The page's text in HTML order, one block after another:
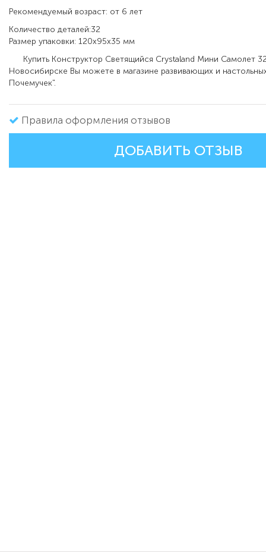
Рекомендуемый возраст: от 6 лет
Количество деталей:32
Размер упаковки: 120x95x35 мм
Купить Конструктор Светящийся Crystaland Мини Самолет
Новосибирске Вы можете в магазине развивающих и
Почемучек".
Правила оформления отзывов
ДОБАВИТЬ ОТЗЫВ